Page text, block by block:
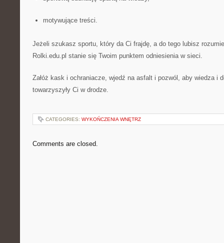
motywujące treści.
Jeżeli szukasz sportu, który da Ci frajdę, a do tego lubisz
Rolki.edu.pl stanie się Twoim punktem odniesienia w sieci.
Załóż kask i ochraniacze, wjedź na asfalt i pozwól, aby wiedza i
towarzyszyły Ci w drodze.
CATEGORIES: WYKOŃCZENIA WNĘTRZ
Comments are closed.